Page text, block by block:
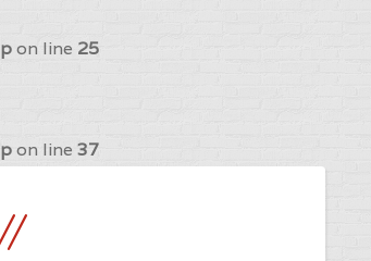
on line 25
on line 37